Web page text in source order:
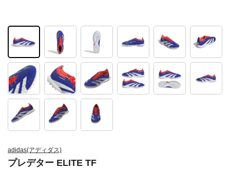
adidas(アディダス)
プレデター ELITE TF